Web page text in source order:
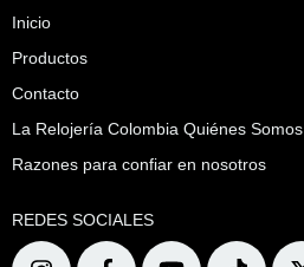
Inicio
Productos
Contacto
La Relojería Colombia Quiénes Somos
Razones para confiar en nosotros
REDES SOCIALES